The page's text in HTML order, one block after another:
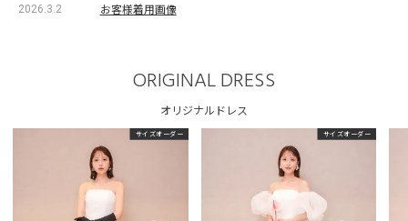
2026.3.2 お客様着用画像
ORIGINAL DRESS
オリジナルドレス
サイズオーダー サイズオーダー